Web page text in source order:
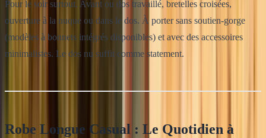
Pour le soir surtout. Avant ou dos travaillé, bretelles croisées,
ouverture à la nuque ou dans le dos. À porter sans soutien-gorge
(modèles à bonnets intégrés disponibles) et avec des accessoires
minimalistes. Le dos nu suffit comme statement.
Robe Longue Casual : Le Quotidien à